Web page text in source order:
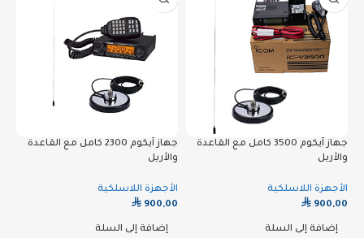
جهاز آيكوم 3500 كامل مع القاعدة
والأريل
الأجهزة اللاسلكية
⃁ 900,00
إضافة إلى السلة
جهاز آيكوم 2300 كامل مع القاعدة
والأريل
الأجهزة اللاسلكية
⃁ 900,00
إضافة إلى السلة